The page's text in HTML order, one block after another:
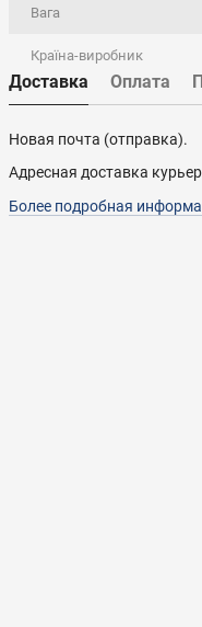
Вага
Країна-виробник
Доставка Оплата
Новая почта (отправка).
Адресная доставка
Более подробная